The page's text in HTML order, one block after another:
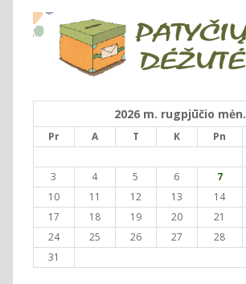
2026 m. rugpjūčio mėn.
Pr A T K Pn
3
4 5 6 7
10
11 12 13 14
17
18 19 20 21
24
25 26 27 28
31